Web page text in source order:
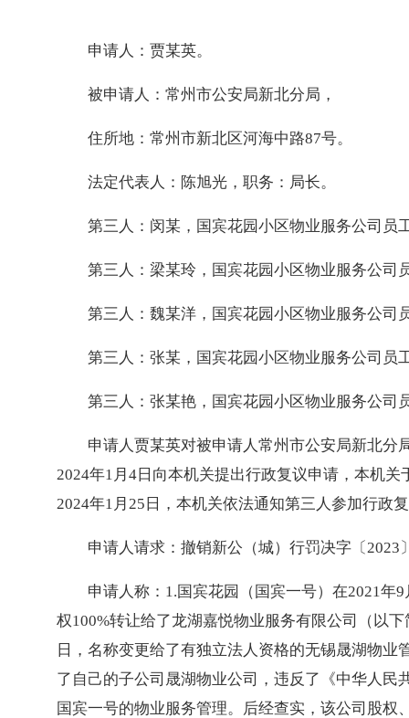
申请人：贾某英。
被申请人：常州市公安局新北分局，
住所地：常州市新北区河海中路87号。
法定代表人：陈旭光，职务：局长。
第三人：闵某，国宾花园小区物业服务公司员
第三人：梁某玲，国宾花园小区物业服务公司
第三人：魏某洋，国宾花园小区物业服务公司
第三人：张某，国宾花园小区物业服务公司员
第三人：张某艳，国宾花园小区物业服务公司
申请人贾某英对被申请人常州市公安局新北分
2024年1月4日向本机关提出行政复议申请，本机
2024年1月25日，本机关依法通知第三人参加行政
申请人请求：撤销新公（城）行罚决字〔
申请人称：1.国宾花园（国宾一号）在2021年
权100%转让给了龙湖嘉悦物业服务有限公司（以
日，名称变更给了有独立法人资格的无锡晟湖物
了自己的子公司晟湖物业公司，违反了《中华人民
国宾一号的物业服务管理。后经查实，该公司股